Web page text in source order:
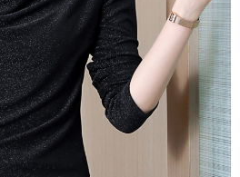
，將依據個別帳號之用戶狀況，依本公司即
仍有額度不足之情形，本公司將視審查結果
用他人資訊註冊。若發現惡意使用之情形，
止該用戶之使用額度並採取法律行動。
上)免運費
上)免運費
查看運費